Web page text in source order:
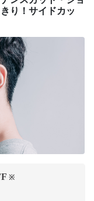
り！サイドカッ
※